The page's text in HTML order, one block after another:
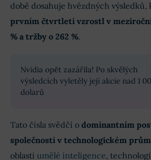
době dosahuje hvězdných výsledků,
prvním čtvrtletí vzrostl v
% a tržby o 262 %.
Nvidia opět zazářila! Po skvělých
výsledcích vyletěly její akcie nad 1
dolarů
Tato čísla svědčí o dominantním
společnosti v technologickém
oblasti umělé inteligence,